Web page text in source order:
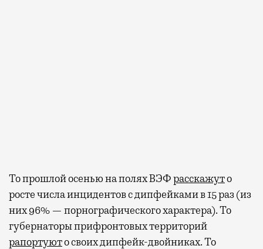
То прошлой осенью на полях ВЭФрасскажуто
росте числа инцидентов с дипфейками в 15 раз (из
них 96% — порнографического характера). То
губернаторы прифронтовых территорий
рапортуюто своих дипфейк-двойниках. То